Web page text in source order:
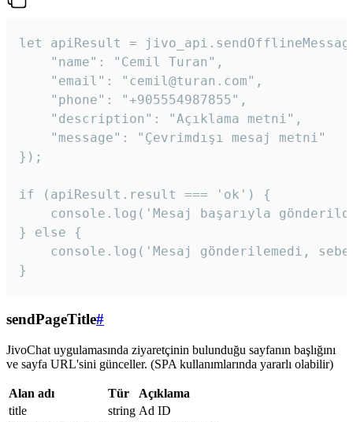
let apiResult =
    "name": "Cemil Turan",
    "email": "cemil@turan.com",
    "phone": "+905554987855",
    "description": "Açıklama metni",
    "message": "Çevrimdışı mesaj metni"
});
if (apiResult.result === 'ok') {
console.log('Mesaj başarıyla
} else {
console.log('Mesaj gönderilemedi,
}
sendPageTitle#
JivoChat uygulamasında ziyaretçinin bulunduğu sayfanın başlığını
ve sayfa URL'sini günceller. (SPA kullanımlarında yararlı olabilir)
Alan adı Tür
Açıklama
title
string Ad ID